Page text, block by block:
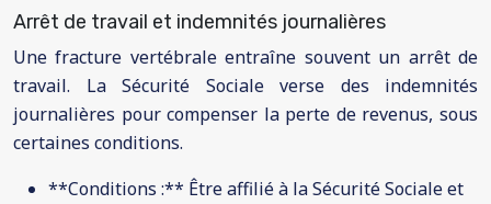
Arrêt de travail et indemnités journalières
Une fracture vertébrale entraîne souvent un arrêt de
travail. La Sécurité Sociale verse des indemnités
journalières pour compenser la perte de revenus, sous
certaines conditions.
**Conditions :** Être affilié à la Sécurité Sociale et